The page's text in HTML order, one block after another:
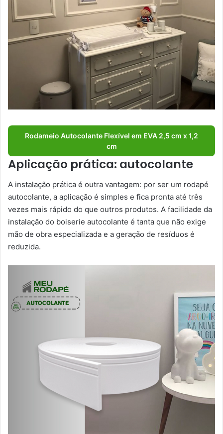
Rodameio Autocolante Flexível em EVA 2,5 cm x 1,2
cm
Aplicação prática: autocolante
A instalação prática é outra vantagem: por ser um rodapé
autocolante, a aplicação é simples e fica pronta até três
vezes mais rápido do que outros produtos. A facilidade da
instalação do boiserie autocolante é tanta que não exige
mão de obra especializada e a geração de resíduos é
reduzida.